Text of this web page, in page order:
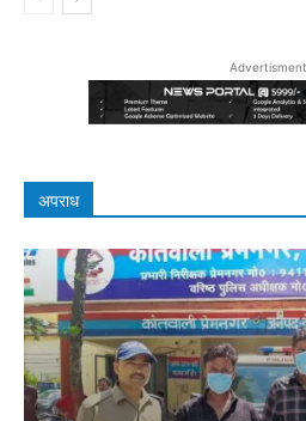
Advertisment
अपराध